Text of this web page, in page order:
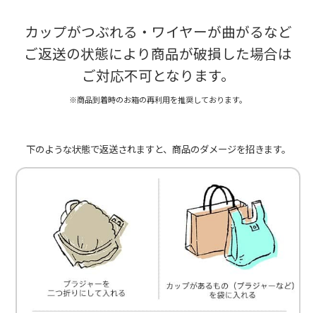
カップがつぶれる・ワイヤーが曲がるなど
ご返送の状態により商品が破損した場合は
ご対応不可となります。
※商品到着時のお箱の再利用を推奨しております。
下のような状態で返送されますと、商品のダメージを招きます。